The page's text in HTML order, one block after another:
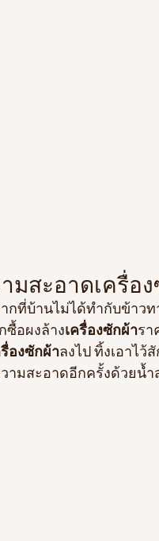
มสะอาดเครื่อ
ซื้อผงล้างเครื่องซักผ้ารา
รื่องซักผ้าลงไป ทิ้งเอาไว้
ามสะอาดอีกครั้งด้วยน้ำ